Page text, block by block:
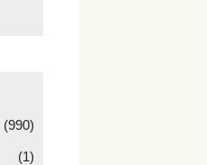
(990)
(1)